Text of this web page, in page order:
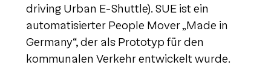
driving Urban E-Shuttle). SUE ist ein
automatisierter People Mover „Made in
Germany“, der als Prototyp für den
kommunalen Verkehr entwickelt wurde.